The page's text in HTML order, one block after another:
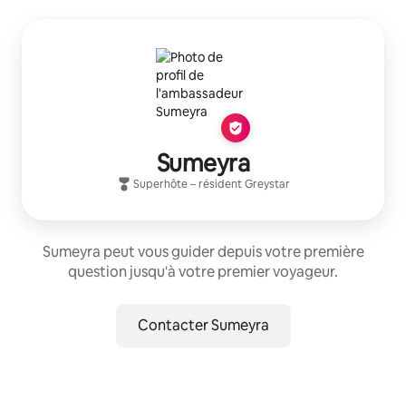
Sumeyra
Superhôte– résidentGreystar
Sumeyra peut vous guider depuis votre première
question jusqu'à votre premier voyageur.
Contacter Sumeyra